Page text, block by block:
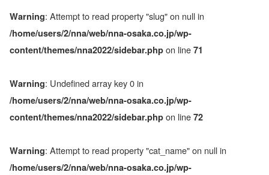
Warning: Attempt to read property "slug" on null in
/home/users/2/nna/web/nna-osaka.co.jp/wp-
content/themes/nna2022/sidebar.php on line 71
Warning: Undefined array key 0 in
/home/users/2/nna/web/nna-osaka.co.jp/wp-
content/themes/nna2022/sidebar.php on line 72
Warning: Attempt to read property "cat_name" on null in
/home/users/2/nna/web/nna-osaka.co.jp/wp-